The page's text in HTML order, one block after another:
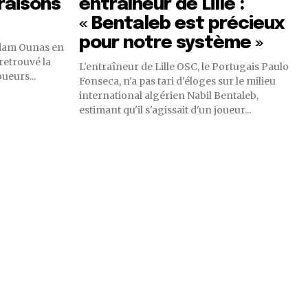
Ounas en
la
entraîneur de Lille :
« Bentaleb est précieux
pour notre système »
L'entraîneur de Lille OSC, le Portugais Paulo
Fonseca, n'a pas tari d'éloges sur le milieu
international algérien Nabil Bentaleb,
estimant qu'il s'agissait d'un joueur...